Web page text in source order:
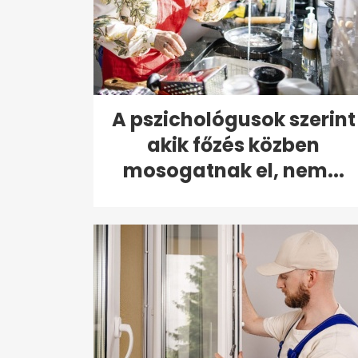
A pszichológusok szerint
akik főzés közben
mosogatnak el, nem...